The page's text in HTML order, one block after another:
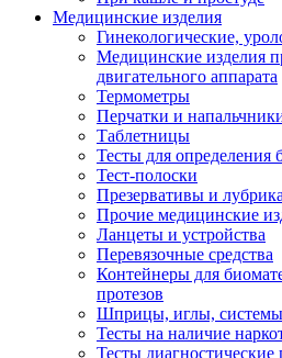
Медицинские изделия
Гинекологические,
Медицинские изделия
двигательного аппарата
Термометры
Перчатки и
Таблетницы
Тесты для определения
Тест-полоски
Презервативы и
Прочие медицинские
Ланцеты и устройства
Перевязочные средства
Контейнеры для
протезов
Шприцы, иглы, системы
Тесты на наличие
Тесты диагностические